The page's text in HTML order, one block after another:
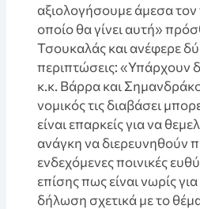
αξιολογήσουμε άμεσα τον
οποίο θα γίνει αυτή»
Τσουκαλάς και ανέφερε
περιπτώσεις: «Υπάρχουν
κ.κ. Βάρρα και
νομικός τις διαβάσει
είναι επαρκείς για να
ανάγκη να διερευνηθούν
ενδεχόμενες ποινικές
επίσης πως είναι νωρίς
δήλωση σχετικά με το